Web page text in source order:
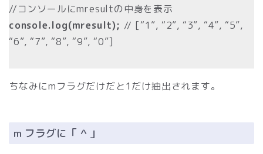
//コンソールにmresultの中身を表示
console.log(mresult); // [“1”, “2”, “3”, “4”, “5”,
“6”, “7”, “8”, “9”, “0”]
ちなみにmフラグだけだと1だけ抽出されます。
m フラグに「 ^ 」